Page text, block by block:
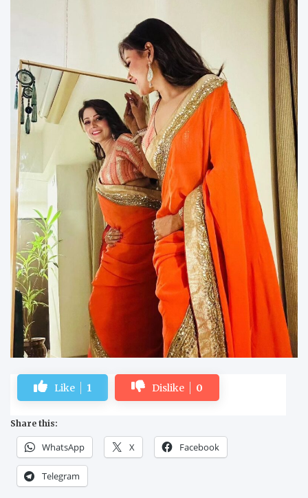
Like 1 Dislike 0
Share this:
WhatsApp X Facebook
Telegram